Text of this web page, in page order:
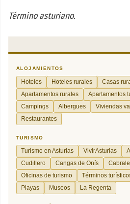
Término asturiano.